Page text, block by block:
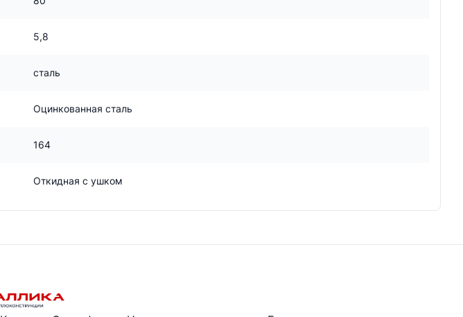
5,8
сталь
Оцинкованная сталь
164
Откидная с ушком